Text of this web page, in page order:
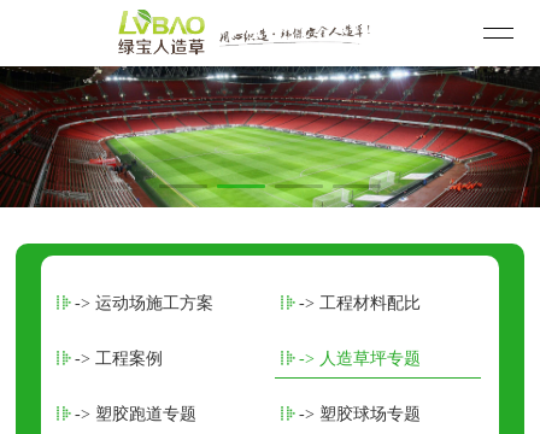
-> 运动场施工方案 -> 工程材料配比
-> 工程案例 -> 人造草坪专题
-> 塑胶跑道专题 -> 塑胶球场专题